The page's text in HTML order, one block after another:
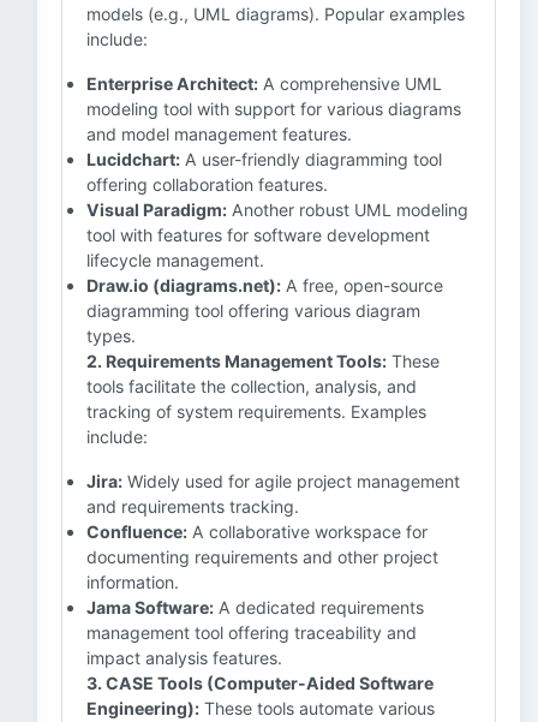
models (e.g., UML diagrams). Popular examples
include:
Enterprise Architect: A comprehensive UML
modeling tool with support for various diagrams
and model management features.
Lucidchart: A user-friendly diagramming tool
offering collaboration features.
Visual Paradigm: Another robust UML modeling
tool with features for software development
lifecycle management.
Draw.io (diagrams.net): A free, open-source
diagramming tool offering various diagram
types.
2. Requirements Management Tools: These
tools facilitate the collection, analysis, and
tracking of system requirements. Examples
include:
Jira: Widely used for agile project management
and requirements tracking.
Confluence: A collaborative workspace for
documenting requirements and other project
information.
Jama Software: A dedicated requirements
management tool offering traceability and
impact analysis features.
3. CASE Tools (Computer-Aided Software
Engineering): These tools automate various